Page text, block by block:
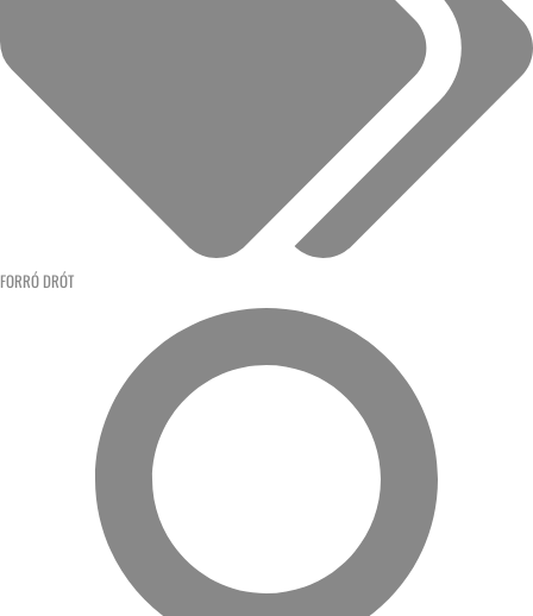
FORRÓ DRÓT